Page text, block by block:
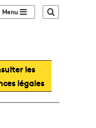
Sidebar (barre
les
légales